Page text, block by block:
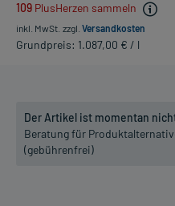
109 PlusHerzen sammeln
inkl. MwSt. zzgl. Versandkosten
Grundpreis: 1.087,00 € / l
Der Artikel ist momentan
Beratung für
(gebührenfrei)